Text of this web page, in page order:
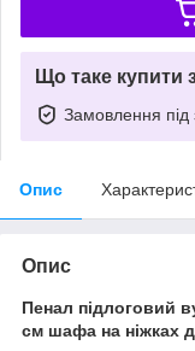
Що таке купити
Замовлення під
Опис
Опис
Пенал підлоговий
см шафа на ніжках